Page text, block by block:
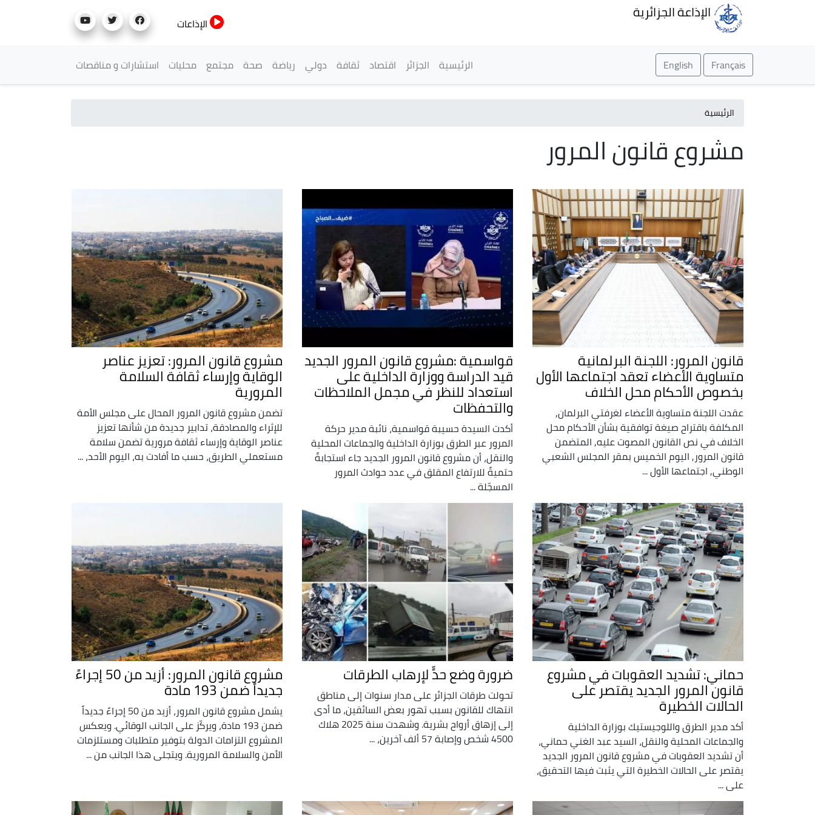
الإذاعة الجزائرية
الإذاعات
Français
English القائمة الرئيسية
الرئيسية الجزائر اقتصاد ثقافة دولي رياضة صحة مجتمع محليات استشارات و مناقصات
الرئيسية
مشروع قانون المرور
قانون المرور: اللجنة البرلمانية
متساوية الأعضاء تعقد اجتماعها الأول
بخصوص الأحكام محل الخلاف
عقدت اللجنة متساوية الأعضاء لغرفتي البرلمان,
المكلفة باقتراح صيغة توافقية بشأن الأحكام محل
الخلاف في نص القانون المصوت عليه, المتضمن
قانون المرور, اليوم الخميس بمقر المجلس الشعبي
الوطني, اجتماعها الأول ...
قواسمية :مشروع قانون المرور الجديد
قيد الدراسة ووزارة الداخلية على
استعداد للنظر في مجمل الملاحظات
والتحفظات
أكدت السيدة حسيبة قواسمية، نائبة مدير حركة
المرور عبر الطرق بوزارة الداخلية والجماعات المحلية
والنقل، أن مشروع قانون المرور الجديد جاء استجابةً
حتميةً للارتفاع المقلق في عدد حوادث المرور
المسجّلة ...
مشروع قانون المرور: تعزيز عناصر
الوقاية وإرساء ثقافة السلامة
المرورية
تضمن مشروع قانون المرور المحال على مجلس الأمة
للإثراء والمصادقة، تدابير جديدة من شأنها تعزيز
عناصر الوقاية وإرساء ثقافة مرورية تضمن سلامة
مستعملي الطريق، حسب ما أفادت به، اليوم الأحد، ...
حماني: تشديد العقوبات في مشروع
قانون المرور الجديد يقتصر على
الحالات الخطيرة
أكد مدير الطرق واللوجيستيك بوزارة الداخلية
والجماعات المحلية والنقل، السيد عبد الغني حماني،
أن تشديد العقوبات في مشروع قانون المرور الجديد
يقتصر على الحالات الخطيرة التي يثبت فيها التحقيق،
على ...
ضرورة وضع حدٍّ لإرهاب الطرقات
تحولت طرقات الجزائر على مدار سنوات إلى مناطق
انتهاك للقانون بسبب تهور بعض السائقين، ما أدى
إلى إزهاق أرواح بشرية. وشهدت سنة 2025 هلاك
4500 شخص وإصابة 57 ألف آخرين، ...
مشروع قانون المرور: أزيد من 50 إجراءً
جديداً ضمن 193 مادة
يشمل مشروع قانون المرور، أزيد من 50 إجراءً جديداً
ضمن 193 مادة، ويركّز على الجانب الوقائي. ويعكس
المشروع التزامات الدولة بتوفير متطلبات ومستلزمات
الأمن والسلامة المرورية. ويتجلى هذا الجانب من ...